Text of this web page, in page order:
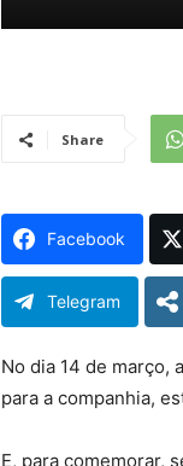
Share
Facebook
Telegram
No dia 14 de março,
para a companhia,
E, para comemorar,